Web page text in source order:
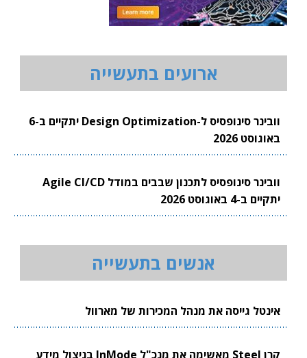
ארועים בתעשייה
וובינר סינופסיס ל-Design Optimization יתקיים ב-6
באוגוסט 2026
וובינר סינופסיס לתכנון שבבים במודל Agile CI/CD
יתקיים ב-4 באוגוסט 2026
אנשים בתעשייה
אינטל גייסה את מנהל המכירות של מארוול
קרן Steel מאשימה את מנכ"ל InMode בניצול מידע